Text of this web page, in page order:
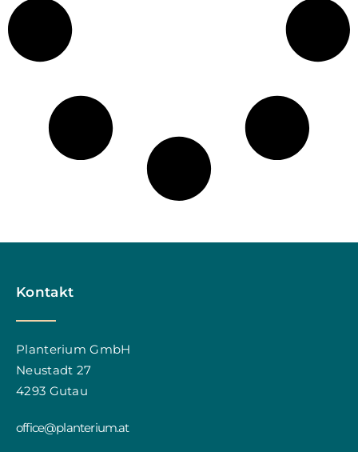
Kontakt
Planterium GmbH
Neustadt 27
4293 Gutau
office@planterium.at